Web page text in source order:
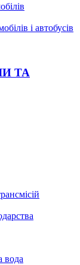
і автобусів
ТА
вода